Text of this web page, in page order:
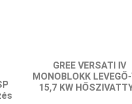
GREE VERSATI IV
MONOBLOKK
15,7 KW